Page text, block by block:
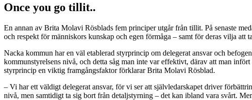
Once you go tillit..
En annan av Brita Molavi Rösblads fem principer utgår från tillit. På senaste
och respekt för människors kunskap och egen förmåga – samt för deras vilja att
Nacka kommun har en väl etablerad styrprincip om delegerat ansvar och
kommunstyrelsens nivå, och detta såg man inte var effektivt, därav att man
styrprincip en viktig framgångsfaktor förklarar Brita Molavi Rösblad.
– Vi har ett väldigt delegerat ansvar, för vi ser att självledarskapet driver
nivå, men samtidigt ta sig bort från detaljstyrning – det kan ibland vara svårt.